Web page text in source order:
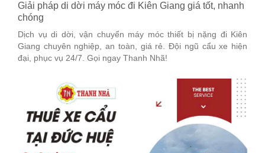
Giải pháp di dời máy móc đi Kiên Giang giá tốt, nhanh
chóng
Dịch vụ di dời, vận chuyển máy móc thiết bị nặng đi Kiên
Giang chuyên nghiệp, an toàn, giá rẻ. Đội ngũ cẩu xe hiện
đại, phục vụ 24/7. Gọi ngay Thanh Nhã!